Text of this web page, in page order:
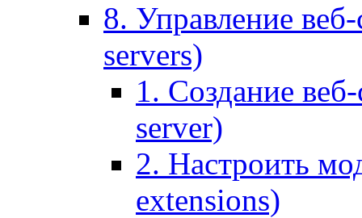
8. Управление
servers)
1. Создание
server)
2. Настроить
extensions)